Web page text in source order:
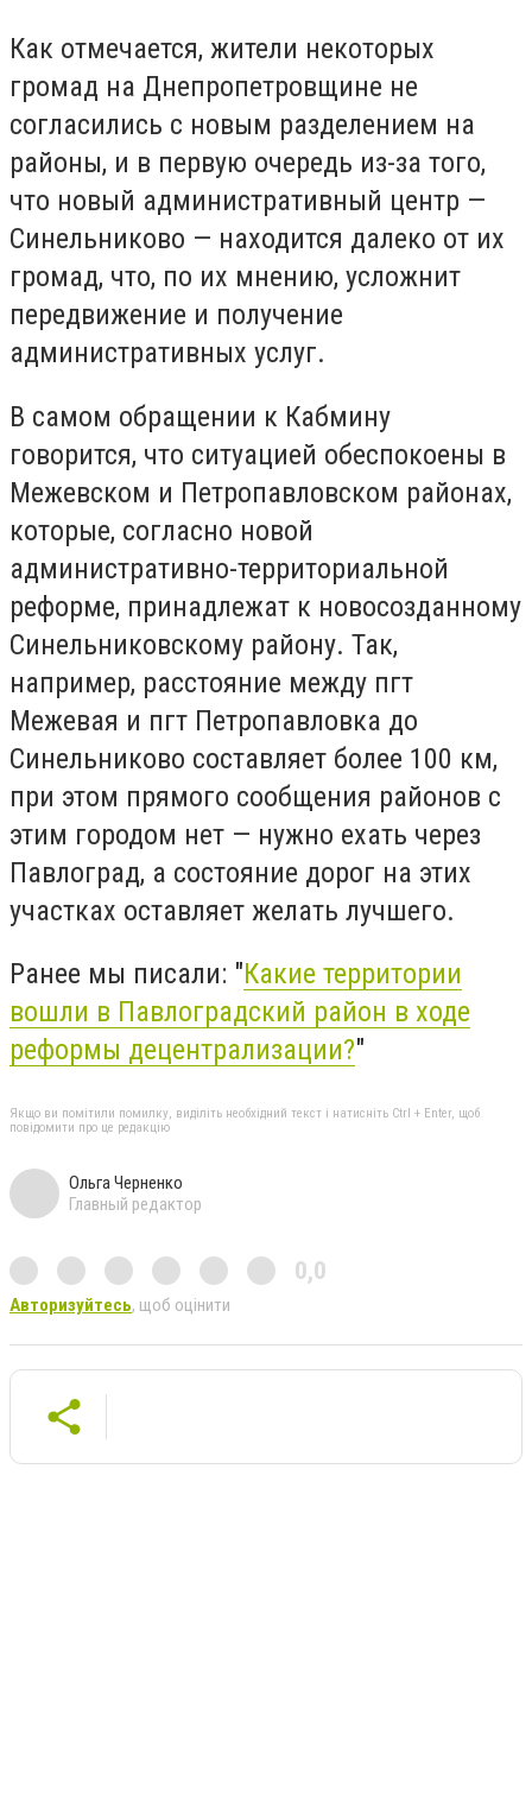
Как отмечается, жители некоторых
громад на Днепропетровщине не
согласились с новым разделением на
районы, и в первую очередь из-за того,
что новый административный центр —
Синельниково — находится далеко от их
громад, что, по их мнению, усложнит
передвижение и получение
административных услуг.
В самом обращении к Кабмину
говорится, что ситуацией обеспокоены в
Межевском и Петропавловском районах,
которые, согласно новой
административно-территориальной
реформе, принадлежат к новосозданному
Синельниковскому району. Так,
например, расстояние между пгт
Межевая и пгт Петропавловка до
Синельниково составляет более 100 км,
при этом прямого сообщения районов с
этим городом нет — нужно ехать через
Павлоград, а состояние дорог на этих
участках оставляет желать лучшего.
Ранее мы писали: "Какие территории
вошли в Павлоградский район в ходе
реформы децентрализации?"
Якщо ви помітили помилку, виділіть необхідний текст і натисніть Ctrl + Enter, щоб
повідомити про це редакцію
Ольга Черненко
Главный редактор
0,0
Авторизуйтесь, щоб оцінити